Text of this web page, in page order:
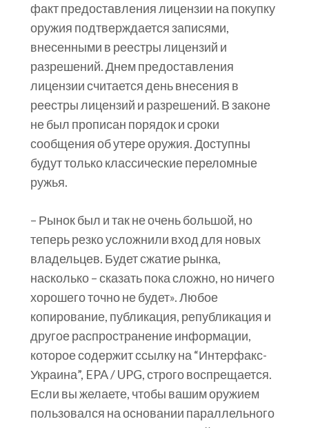
факт предоставления лицензии на покупку
оружия подтверждается записями,
внесенными в реестры лицензий и
разрешений. Днем предоставления
лицензии считается день внесения в
реестры лицензий и разрешений. В законе
не был прописан порядок и сроки
сообщения об утере оружия. Доступны
будут только классические переломные
ружья.
– Рынок был и так не очень большой, но
теперь резко усложнили вход для новых
владельцев. Будет сжатие рынка,
насколько – сказать пока сложно, но ничего
хорошего точно не будет». Любое
копирование, публикация, републикация и
другое распространение информации,
которое содержит ссылку на “Интерфакс-
Украина”, EPA / UPG, строго воспрещается.
Если вы желаете, чтобы вашим оружием
пользовался на основании параллельного